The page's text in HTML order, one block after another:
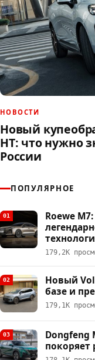
НОВОСТИ
Новый
HT: что нужно
России
ПОПУЛЯРНОЕ
01
Roewe
179,2К
02
Новый
базе и
179,1К
03
Dongfeng
покоряет